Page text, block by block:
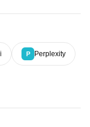
P Perplexity